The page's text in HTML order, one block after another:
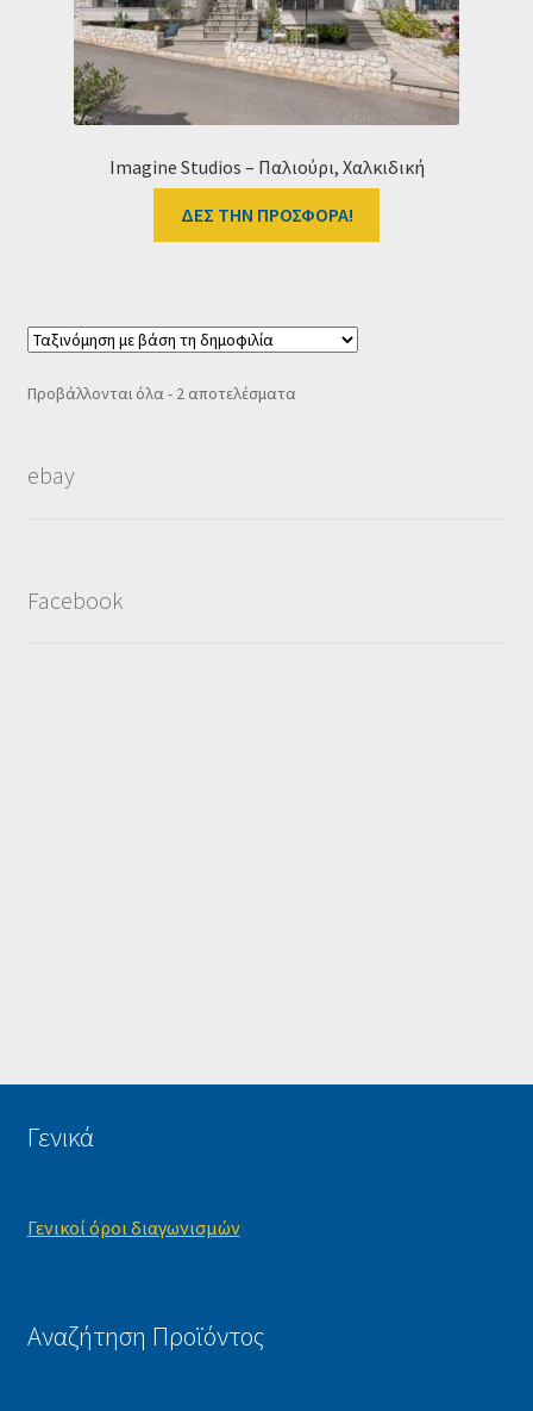
Imagine Studios – Παλιούρι, Χαλκιδική
ΔΕΣ ΤΗΝ ΠΡΟΣΦΟΡΑ!
Προβάλλονται όλα - 2 αποτελέσματαSorted
ebay
Facebook
Γενικά
Γενικοί όροι διαγωνισμών
Αναζήτηση Προϊόντος